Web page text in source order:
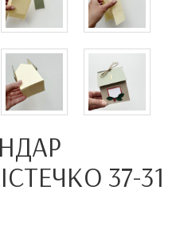
37-31